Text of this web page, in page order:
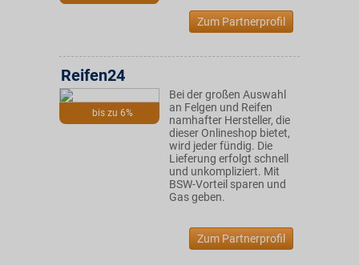
Zum Partnerprofil
bis zu 6%
Reifen24
Bei der großen Auswahl
an Felgen und Reifen
namhafter Hersteller, die
dieser Onlineshop bietet,
wird jeder fündig. Die
Lieferung erfolgt schnell
und unkompliziert. Mit
BSW-Vorteil sparen und
Gas geben.
Zum Partnerprofil